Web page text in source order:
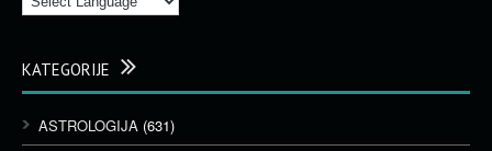
KATEGORIJE
ASTROLOGIJA (631)